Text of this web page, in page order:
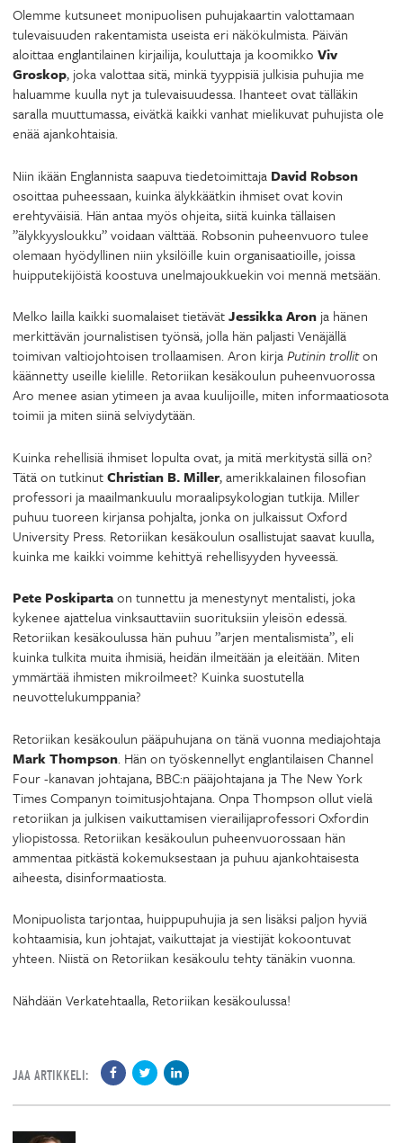
Olemme kutsuneet monipuolisen puhujakaartin valottamaan
tulevaisuuden rakentamista useista eri näkökulmista. Päivän
aloittaa englantilainen kirjailija, kouluttaja ja koomikko Viv
Groskop, joka valottaa sitä, minkä tyyppisiä julkisia puhujia me
haluamme kuulla nyt ja tulevaisuudessa. Ihanteet ovat tälläkin
saralla muuttumassa, eivätkä kaikki vanhat mielikuvat puhujista ole
enää ajankohtaisia.
Niin ikään Englannista saapuva tiedetoimittaja David Robson
osoittaa puheessaan, kuinka älykkäätkin ihmiset ovat kovin
erehtyväisiä. Hän antaa myös ohjeita, siitä kuinka tällaisen
”älykkyysloukku” voidaan välttää. Robsonin puheenvuoro tulee
olemaan hyödyllinen niin yksilöille kuin organisaatioille, joissa
huipputekijöistä koostuva unelmajoukkuekin voi mennä metsään.
Melko lailla kaikki suomalaiset tietävätJessikka Aron ja hänen
merkittävän journalistisen työnsä, jolla hän paljasti Venäjällä
toimivan valtiojohtoisen trollaamisen. Aron kirjaPutinin trolliton
käännetty useille kielille. Retoriikan kesäkoulun puheenvuorossa
Aro menee asian ytimeen ja avaa kuulijoille, miten informaatiosota
toimii ja miten siinä selviydytään.
Kuinka rehellisiä ihmiset lopulta ovat, ja mitä merkitystä sillä on?
Tätä on tutkinutChristian B. Miller, amerikkalainen filosofian
professori ja maailmankuulu moraalipsykologian tutkija. Miller
puhuu tuoreen kirjansa pohjalta, jonka on julkaissut Oxford
University Press. Retoriikan kesäkoulun osallistujat saavat kuulla,
kuinka me kaikki voimme kehittyä rehellisyyden hyveessä.
Pete Poskipartaon tunnettu ja menestynyt mentalisti, joka
kykenee ajattelua vinksauttaviin suorituksiin yleisön edessä.
Retoriikan kesäkoulussa hän puhuu ”arjen mentalismista”, eli
kuinka tulkita muita ihmisiä, heidän ilmeitään ja eleitään. Miten
ymmärtää ihmisten mikroilmeet? Kuinka suostutella
neuvottelukumppania?
Retoriikan kesäkoulun pääpuhujana on tänä vuonna mediajohtaja
Mark Thompson. Hän on työskennellyt englantilaisen Channel
Four -kanavan johtajana, BBC:n pääjohtajana ja The New York
Times Companyn toimitusjohtajana. Onpa Thompson ollut vielä
retoriikan ja julkisen vaikuttamisen vierailijaprofessori Oxfordin
yliopistossa. Retoriikan kesäkoulun puheenvuorossaan hän
ammentaa pitkästä kokemuksestaan ja puhuu ajankohtaisesta
aiheesta, disinformaatiosta.
Monipuolista tarjontaa, huippupuhujia ja sen lisäksi paljon hyviä
kohtaamisia, kun johtajat, vaikuttajat ja viestijät kokoontuvat
yhteen. Niistä on Retoriikan kesäkoulu tehty tänäkin vuonna.
Nähdään Verkatehtaalla, Retoriikan kesäkoulussa!
JAA ARTIKKELI: